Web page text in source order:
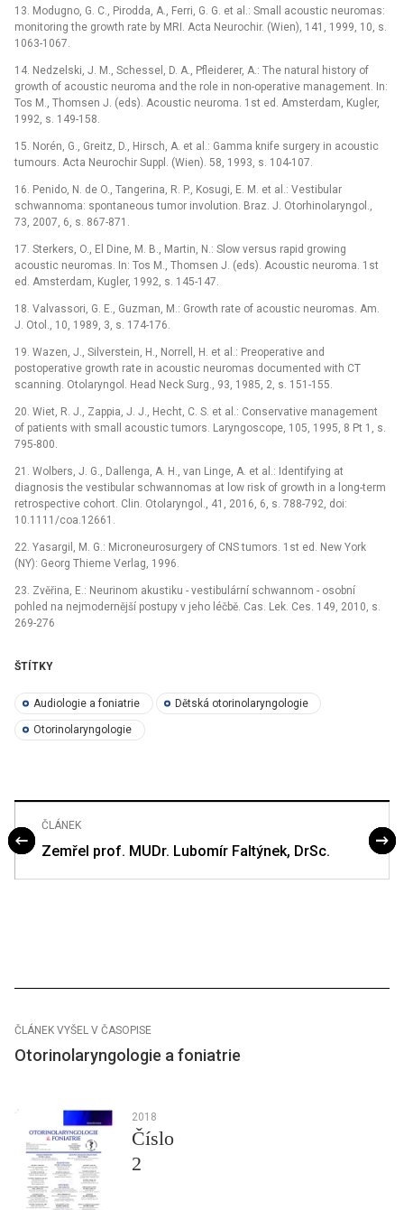
13. Modugno, G. C., Pirodda, A., Ferri, G. G. et al.: Small acoustic neuromas:
monitoring the growth rate by MRI. Acta Neurochir. (Wien), 141, 1999, 10, s.
1063-1067.
14. Nedzelski, J. M., Schessel, D. A., Pfleiderer, A.: The natural history of
growth of acoustic neuroma and the role in non-operative management. In:
Tos M., Thomsen J. (eds). Acoustic neuroma. 1st ed. Amsterdam, Kugler,
1992, s. 149-158.
15. Norén, G., Greitz, D., Hirsch, A. et al.: Gamma knife surgery in acoustic
tumours. Acta Neurochir Suppl. (Wien). 58, 1993, s. 104-107.
16. Penido, N. de O., Tangerina, R. P., Kosugi, E. M. et al.: Vestibular
schwannoma: spontaneous tumor involution. Braz. J. Otorhinolaryngol.,
73, 2007, 6, s. 867-871.
17. Sterkers, O., El Dine, M. B., Martin, N.: Slow versus rapid growing
acoustic neuromas. In: Tos M., Thomsen J. (eds). Acoustic neuroma. 1st
ed. Amsterdam, Kugler, 1992, s. 145-147.
18. Valvassori, G. E., Guzman, M.: Growth rate of acoustic neuromas. Am.
J. Otol., 10, 1989, 3, s. 174-176.
19. Wazen, J., Silverstein, H., Norrell, H. et al.: Preoperative and
postoperative growth rate in acoustic neuromas documented with CT
scanning. Otolaryngol. Head Neck Surg., 93, 1985, 2, s. 151-155.
20. Wiet, R. J., Zappia, J. J., Hecht, C. S. et al.: Conservative management
of patients with small acoustic tumors. Laryngoscope, 105, 1995, 8 Pt 1, s.
795-800.
21. Wolbers, J. G., Dallenga, A. H., van Linge, A. et al.: Identifying at
diagnosis the vestibular schwannomas at low risk of growth in a long-term
retrospective cohort. Clin. Otolaryngol., 41, 2016, 6, s. 788-792, doi:
10.1111/coa.12661.
22. Yasargil, M. G.: Microneurosurgery of CNS tumors. 1st ed. New York
(NY): Georg Thieme Verlag, 1996.
23. Zvěřina, E.: Neurinom akustiku -⁠ vestibulární schwannom -⁠ osobní
pohled na nejmodernější postupy v jeho léčbě. Cas. Lek. Ces. 149, 2010, s.
269-276
ŠTÍTKY
Audiologie a foniatrie Dětská otorinolaryngologie
Otorinolaryngologie
ČLÁNEK
Zemřel prof. MUDr. Lubomír Faltýnek, DrSc.
ČLÁNEK VYŠEL V ČASOPISE
Otorinolaryngologie a foniatrie
2018
Číslo
2